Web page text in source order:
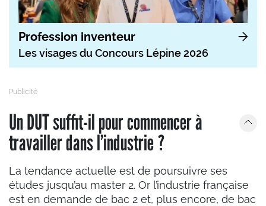
Profession inventeur
Les visages du Concours Lépine 2026
Un DUT suffit-il pour commencer à
travailler dans l’industrie ?
La tendance actuelle est de poursuivre ses
études jusqu’au master 2. Or l’industrie française
est en demande de bac 2 et, plus encore, de bac